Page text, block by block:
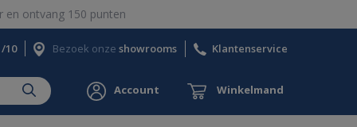
en ontvang 150 punten
10 Bezoek onze showrooms Klantenservice
Account Winkelmand